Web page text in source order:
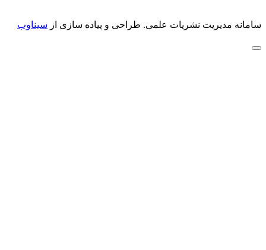
سامانه مدیریت نشریات علمی. طراحی و پیاده سازی از سیناوب